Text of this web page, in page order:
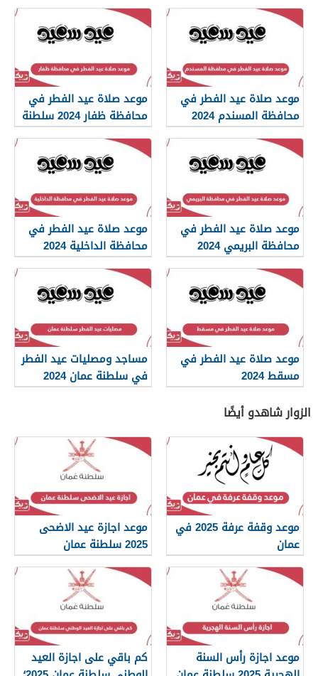
موعد صلاة عيد الفطر في
محافظة المسندم 2024
سلطنة عمان
موعد صلاة عيد الفطر في
محافظة ظفار 2024 سلطنة
عمان
موعد صلاة عيد الفطر في
محافظة البريمي 2024
موعد صلاة عيد الفطر في
محافظة الداخلية 2024
سلطنة عمان
موعد صلاة عيد الفطر في
مسقط 2024
مساجد ومصليات عيد الفطر
في سلطنة عمان 2024
الزوار شاهدو أيضًا
موعد وقفة عرفة 2025 في
عمان
موعد اجازة عيد الاضحى
2025 سلطنة عمان
موعد اجازة رأس السنة
كم باقي على اجازة العيد